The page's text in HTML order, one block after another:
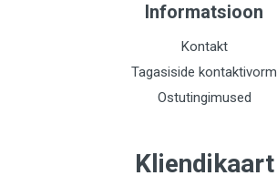
Informatsioon
Kontakt
Tagasiside kontaktivorm
Ostutingimused
Kliendikaart